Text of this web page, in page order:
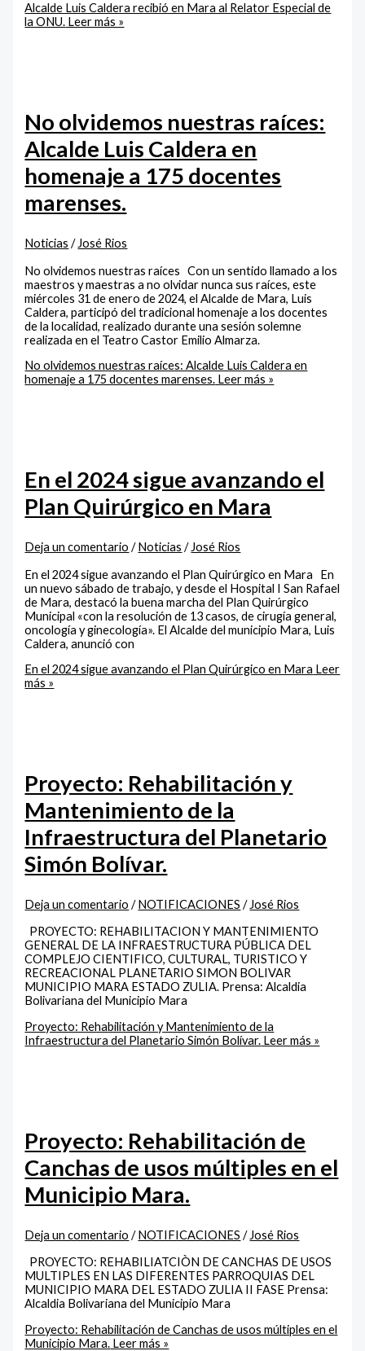
Alcalde Luis Caldera recibió en Mara al Relator Especial de
la ONU. Leer más »
No olvidemos nuestras raíces:
Alcalde Luis Caldera en
homenaje a 175 docentes
marenses.
Noticias / José Rios
No olvidemos nuestras raíces Con un sentido llamado a los
maestros y maestras a no olvidar nunca sus raíces, este
miércoles 31 de enero de 2024, el Alcalde de Mara, Luis
Caldera, participó del tradicional homenaje a los docentes
de la localidad, realizado durante una sesión solemne
realizada en el Teatro Castor Emilio Almarza.
No olvidemos nuestras raíces: Alcalde Luis Caldera en
homenaje a 175 docentes marenses. Leer más »
En el 2024 sigue avanzando el
Plan Quirúrgico en Mara
Deja un comentario /Noticias / José Rios
En el 2024 sigue avanzando el Plan Quirúrgico en Mara En
un nuevo sábado de trabajo, y desde el Hospital I San Rafael
de Mara, destacó la buena marcha del Plan Quirúrgico
Municipal «con la resolución de 13 casos, de cirugía general,
oncología y ginecología». El Alcalde del municipio Mara, Luis
Caldera, anunció con
En el 2024 sigue avanzando el Plan Quirúrgico en Mara Leer
más »
Proyecto: Rehabilitación y
Mantenimiento de la
Infraestructura del Planetario
Simón Bolívar.
Deja un comentario /NOTIFICACIONES / José Rios
PROYECTO: REHABILITACION Y MANTENIMIENTO
GENERAL DE LA INFRAESTRUCTURA PÚBLICA DEL
COMPLEJO CIENTIFICO, CULTURAL, TURISTICO Y
RECREACIONAL PLANETARIO SIMON BOLIVAR
MUNICIPIO MARA ESTADO ZULIA. Prensa: Alcaldia
Bolivariana del Municipio Mara
Proyecto: Rehabilitación y Mantenimiento de la
Infraestructura del Planetario Simón Bolívar. Leer más »
Proyecto: Rehabilitación de
Canchas de usos múltiples en el
Municipio Mara.
Deja un comentario /NOTIFICACIONES / José Rios
PROYECTO: REHABILIATCIÒN DE CANCHAS DE USOS
MULTIPLES EN LAS DIFERENTES PARROQUIAS DEL
MUNICIPIO MARA DEL ESTADO ZULIA II FASE Prensa:
Alcaldia Bolivariana del Municipio Mara
Proyecto: Rehabilitación de Canchas de usos múltiples en el
Municipio Mara. Leer más »